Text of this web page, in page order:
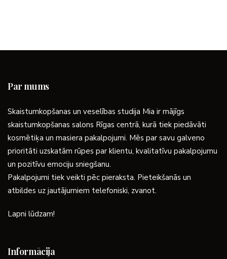
Par mums
Skaistumkopšanas un veselības studija Mia ir mājīgs
skaistumkopšanas salons Rīgas centrā, kurā tiek piedāvāti
kosmētiķa un masiera pakalpojumi. Mēs par savu galveno
prioritāti uzskatām rūpes par klientu, kvalitatīvu pakalpojumu
un pozitīvu emociju sniegšanu.
Pakalpojumi tiek veikti pēc pieraksta. Pieteikšanās un
atbildes uz jautājumiem telefoniski, zvanot.
Lapni lūdzam!
Informācija